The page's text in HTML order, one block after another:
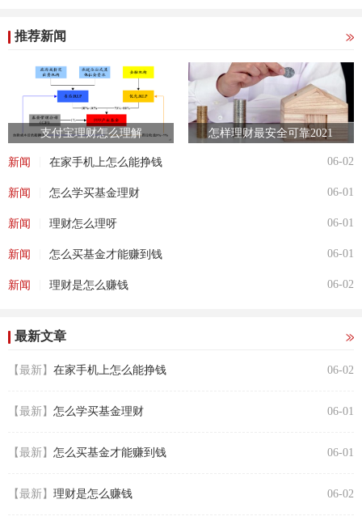
推荐新闻
支付宝理财怎么理解 怎样理财最安全可靠2021
新闻 在家手机上怎么能挣钱 06-02
新闻 怎么学买基金理财 06-01
新闻 理财怎么理呀 06-01
新闻 怎么买基金才能赚到钱 06-01
新闻 理财是怎么赚钱 06-02
最新文章
【最新】 在家手机上怎么能挣钱 06-02
【最新】 怎么学买基金理财 06-01
【最新】 怎么买基金才能赚到钱 06-01
【最新】 理财是怎么赚钱 06-02